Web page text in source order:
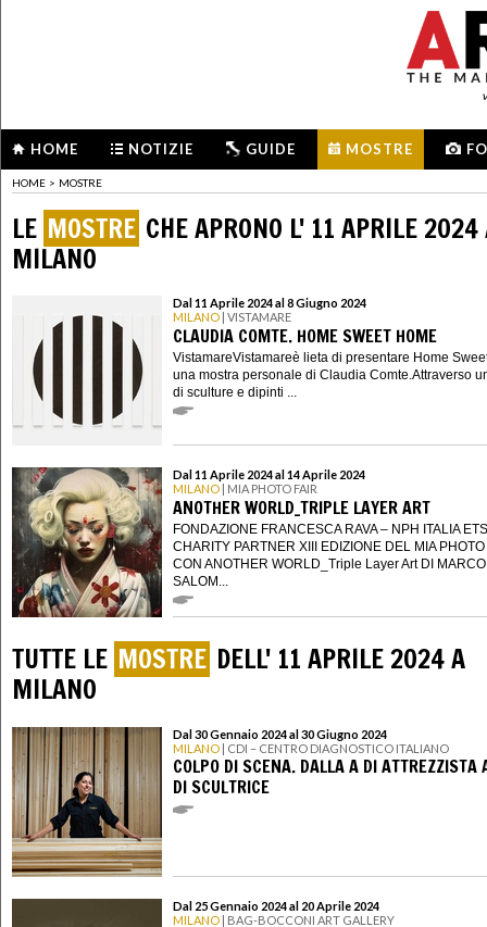
HOME NOTIZIE GUIDE MOSTRE
HOME > MOSTRE
LE MOSTRE CHE APRONO L' 11 APRILE 2024
MILANO
Dal 11 Aprile 2024 al 8 Giugno 2024
MILANO | VISTAMARE
CLAUDIA COMTE. HOME SWEET HOME
VistamareVistamareè lieta di presentare Home
una mostra personale di Claudia Comte.Attraverso
di sculture e dipinti ...
Dal 11 Aprile 2024 al 14 Aprile 2024
MILANO | MIA PHOTO FAIR
ANOTHER WORLD_TRIPLE LAYER ART
FONDAZIONE FRANCESCA RAVA – NPH ITALIA ETS
CHARITY PARTNER XIII EDIZIONE DEL MIA PHOTO
CON ANOTHER WORLD_Triple Layer Art DI MARCO
SALOM...
TUTTE LE MOSTRE DELL' 11 APRILE 2024 A
MILANO
Dal 30 Gennaio 2024 al 30 Giugno 2024
MILANO | CDI – CENTRO DIAGNOSTICO ITALIANO
COLPO DI SCENA. DALLA A DI ATTREZZISTA
DI SCULTRICE
Dal 25 Gennaio 2024 al 20 Aprile 2024
MILANO | BAG-BOCCONI ART GALLERY